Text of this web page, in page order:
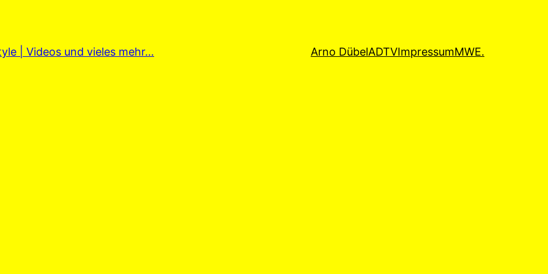
| Videos und vieles mehr… Arno DübelADTVImpressumMWE.